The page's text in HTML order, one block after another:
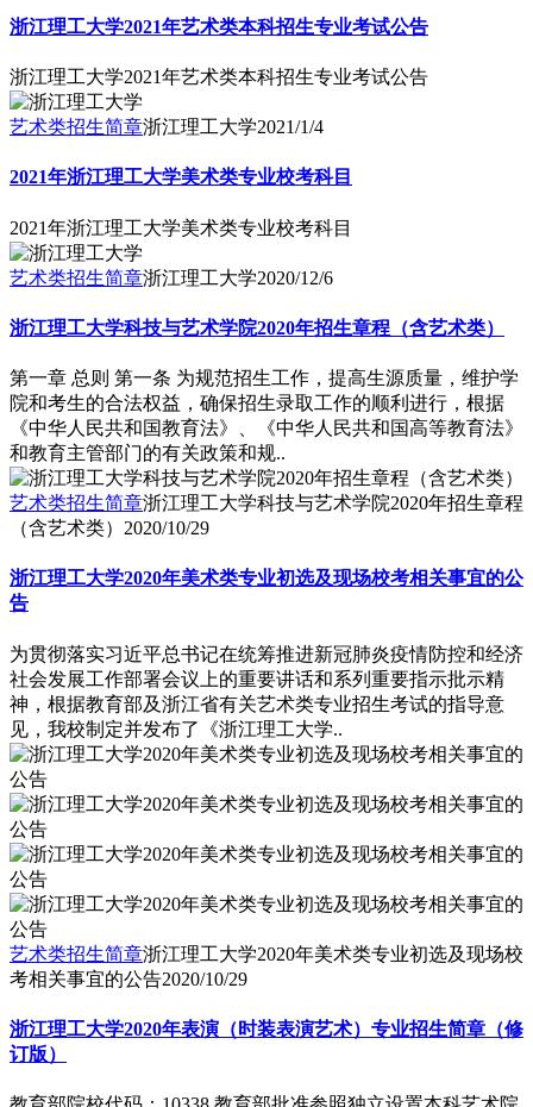
浙江理工大学2021年艺术类本科招生专业考试公告
浙江理工大学2021年艺术类本科招生专业考试公告
艺术类招生简章浙江理工大学2021/1/4
2021年浙江理工大学美术类专业校考科目
2021年浙江理工大学美术类专业校考科目
艺术类招生简章浙江理工大学2020/12/6
浙江理工大学科技与艺术学院2020年招生章程（含艺术类）
第一章 总则 第一条 为规范招生工作，提高生源质量，维护学
院和考生的合法权益，确保招生录取工作的顺利进行，根据
《中华人民共和国教育法》、《中华人民共和国高等教育法》
和教育主管部门的有关政策和规..
艺术类招生简章浙江理工大学科技与艺术学院2020年招生章程
（含艺术类） 2020/10/29
浙江理工大学2020年美术类专业初选及现场校考相关事宜的公
告
为贯彻落实习近平总书记在统筹推进新冠肺炎疫情防控和经济
社会发展工作部署会议上的重要讲话和系列重要指示批示精
神，根据教育部及浙江省有关艺术类专业招生考试的指导意
见，我校制定并发布了《浙江理工大学..
艺术类招生简章浙江理工大学2020年美术类专业初选及现场校
考相关事宜的公告2020/10/29
浙江理工大学2020年表演（时装表演艺术）专业招生简章（修
订版）